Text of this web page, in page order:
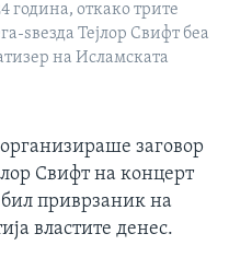
година, откако трите
ѕвезда Тејлор Свифт беа
на Исламската
заговор
Свифт на концерт
приврзаник на
властите денес.